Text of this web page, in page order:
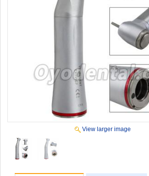
View larger image